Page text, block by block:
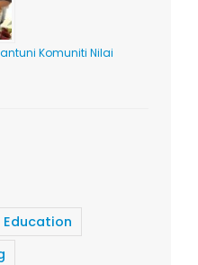
Komuniti Nilai
Education